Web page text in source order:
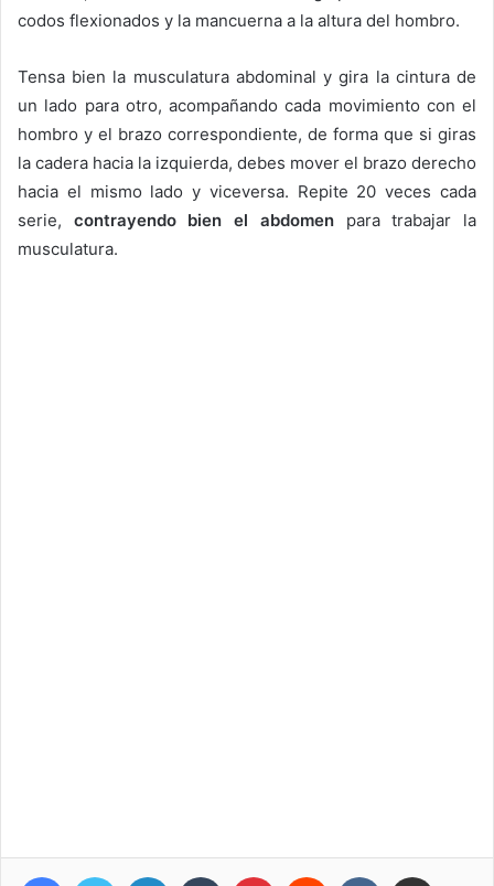
codos flexionados y la mancuerna a la altura del hombro.
Tensa bien la musculatura abdominal y gira la cintura de
un lado para otro, acompañando cada movimiento con el
hombro y el brazo correspondiente, de forma que si giras
la cadera hacia la izquierda, debes mover el brazo derecho
hacia el mismo lado y viceversa. Repite 20 veces cada
serie, contrayendo bien el abdomenpara trabajar la
musculatura.
FacebookTwitter LinkedIn Tumblr Pinterest Reddit VKontakte